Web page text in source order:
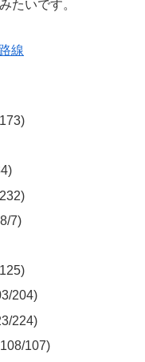
たいです。
線
7)
204)
224)
107)